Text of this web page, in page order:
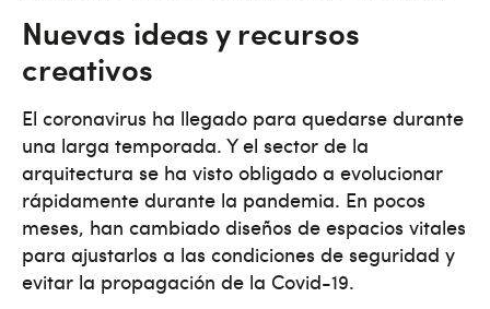
Nuevas ideas y recursos
creativos
El coronavirus ha llegado para quedarse durante
una larga temporada. Y el sector de la
arquitectura se ha visto obligado a evolucionar
rápidamente durante la pandemia. En pocos
meses, han cambiado diseños de espacios vitales
para ajustarlos a las condiciones de seguridad y
evitar la propagación de la Covid-19.